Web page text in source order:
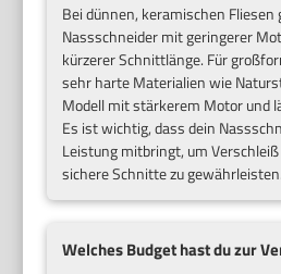
Bei dünnen, keramischen
Nassschneider mit geringerer
kürzerer Schnittlänge. Für
sehr harte Materialien wie
Modell mit stärkerem Motor und
Es ist wichtig, dass dein
Leistung mitbringt, um
sichere Schnitte zu gewährleisten.
Welches Budget hast du zur